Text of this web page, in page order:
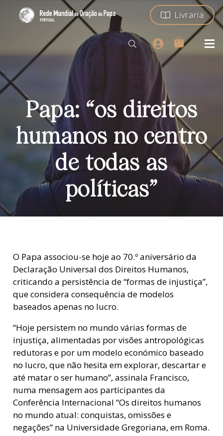
Livraria
Papa: “os direitos
humanos no centro
de todas as
políticas”
O Papa associou-se hoje ao 70.º aniversário da
Declaração Universal dos Direitos Humanos,
criticando a persistência de “formas de injustiça”,
que considera consequência de modelos
baseados apenas no lucro.
“Hoje persistem no mundo várias formas de
injustiça, alimentadas por visões antropológicas
redutoras e por um modelo económico baseado
no lucro, que não hesita em explorar, descartar e
até matar o ser humano”, assinala Francisco,
numa mensagem aos participantes da
Conferência Internacional “Os direitos humanos
no mundo atual: conquistas, omissões e
negações” na Universidade Gregoriana, em Roma.